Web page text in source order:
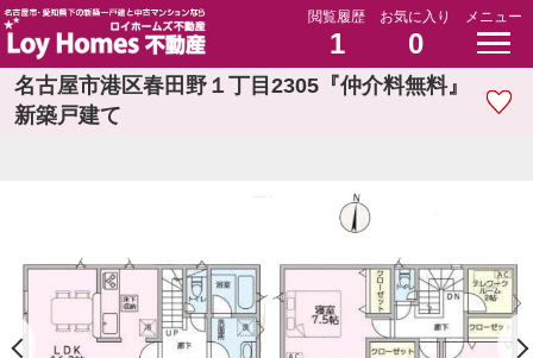
閲覧履歴
1
お気に入り
0
メニュー
名古屋市港区春田野１丁目2305『仲介料無料』
新築戸建て